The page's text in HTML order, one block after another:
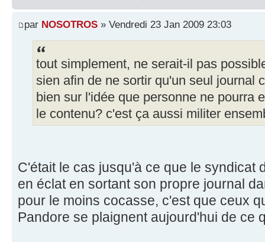
par NOSOTROS » Vendredi 23 Jan 2009 23:03
tout simplement, ne serait-il pas
sien afin de ne sortir qu'un seul journal
bien sur l'idée que personne ne pourra
le contenu? c'est ça aussi militer
C'était le cas jusqu'à ce que le syndicat
en éclat en sortant son propre journal
pour le moins cocasse, c'est que ceux
Pandore se plaignent aujourd'hui de ce